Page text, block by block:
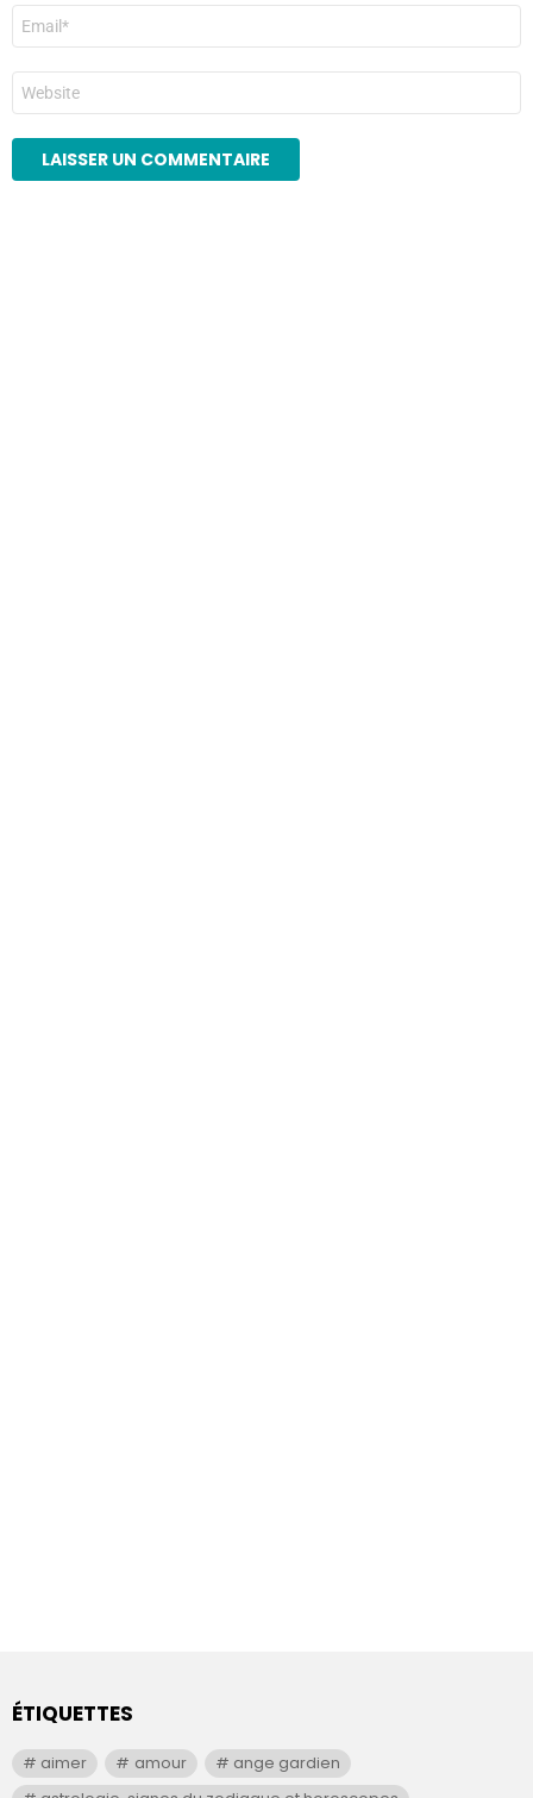
E-
mail
*
Site
web
ÉTIQUETTES
aimer amour
ange gardien